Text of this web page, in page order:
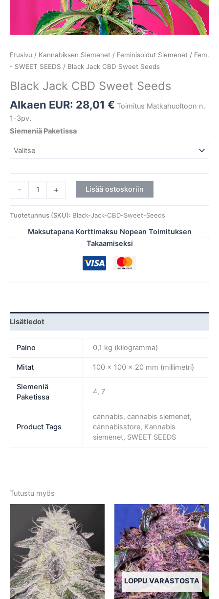
Etusivu / Kannabiksen Siemenet / Feminisoidut Siemenet / Fem.
- SWEET SEEDS / Black Jack CBD Sweet Seeds
Black Jack CBD Sweet Seeds
Alkaen EUR: 28,01 € Toimitus Matkahuoltoon n.
1-3pv.
Siemeniä Paketissa
- + Lisää ostoskoriin
Tuotetunnus (SKU): Black-Jack-CBD-Sweet-Seeds
Maksutapana Korttimaksu Nopean Toimituksen
Takaamiseksi
Lisätiedot
Paino 0,1 kg (kilogramma)
Mitat 100 × 100 × 20 mm (millimetri)
Siemeniä
Paketissa
4, 7
Product Tags
cannabis, cannabis siemenet,
cannabisstore, Kannabis
siemenet, SWEET SEEDS
Tutustu myös
useampi
muunnelma.
Voit
tehdä
valinnat
LOPPU VARASTOSTA
Tällä
on
Voit
tehdä